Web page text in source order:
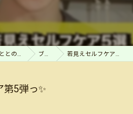
石川県金沢市の整体ならととのい処とまり木 ブログ 若見えセルフケア第5弾っ✨
5弾っ✨